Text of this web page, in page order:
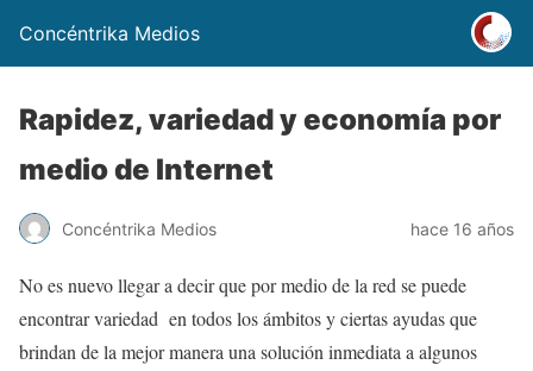
Concéntrika Medios
Rapidez, variedad y economía por
medio de Internet
Concéntrika Medios hace 16 años
No es nuevo llegar a decir que por medio de la red se puede
encontrar variedad en todos los ámbitos y ciertas ayudas que
brindan de la mejor manera una solución inmediata a algunos